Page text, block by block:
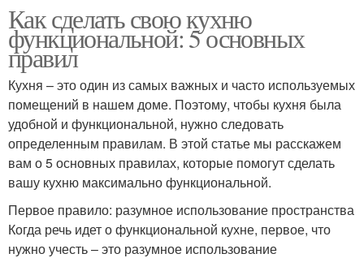
Как сделать свою кухню
функциональной: 5 основных
правил
Кухня – это один из самых важных и часто используемых
помещений в нашем доме. Поэтому, чтобы кухня была
удобной и функциональной, нужно следовать
определенным правилам. В этой статье мы расскажем
вам о 5 основных правилах, которые помогут сделать
вашу кухню максимально функциональной.
Первое правило: разумное использование пространства
Когда речь идет о функциональной кухне, первое, что
нужно учесть – это разумное использование